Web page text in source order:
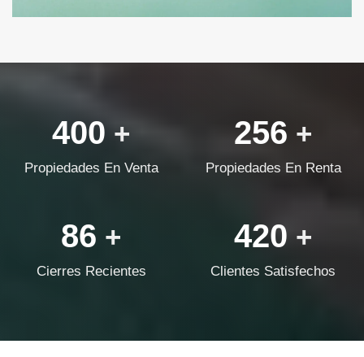
400 +
Propiedades En Venta
256 +
Propiedades En Renta
86 +
Cierres Recientes
420 +
Clientes Satisfechos